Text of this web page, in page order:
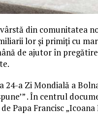
din comunitatea
lor și primiți cu
de ajutor în
24-a Zi Mondială a
. În centrul
Papa Francisc „Icoana